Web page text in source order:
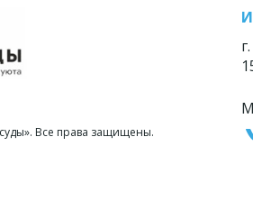
Все права защищены.